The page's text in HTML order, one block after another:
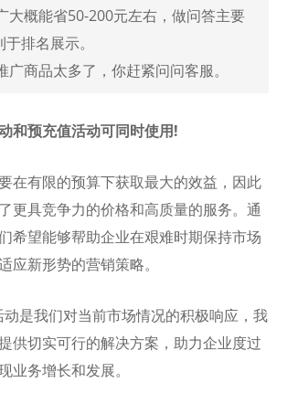
大概能省50-200元左右，做问答主要
排名展示。
广商品太多了，你赶紧问问客服。
和预充值活动可同时使用!
在有限的预算下获取最大的效益，因此
更具竞争力的价格和高质量的服务。通
希望能够帮助企业在艰难时期保持市场
应新形势的营销策略。
动是我们对当前市场情况的积极响应，我
供切实可行的解决方案，助力企业度过
业务增长和发展。